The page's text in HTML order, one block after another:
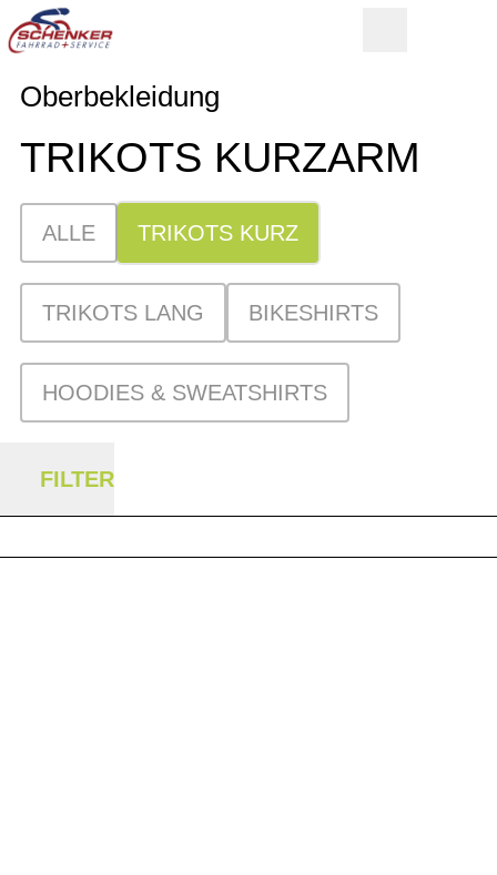
Oberbekleidung
TRIKOTS KURZARM
ALLE TRIKOTS KURZ
TRIKOTS LANG BIKESHIRTS
HOODIES & SWEATSHIRTS
FILTER